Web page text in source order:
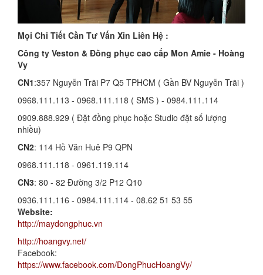
Mọi Chi Tiết Cần Tư Vấn Xin Liên Hệ :
Công ty Veston & Đồng phục cao cấp Mon Amie - Hoàng
Vy
CN1:357 Nguyễn Trãi P7 Q5 TPHCM ( Gần BV Nguyễn Trãi )
0968.111.113 - 0968.111.118 ( SMS ) - 0984.111.114
0909.888.929 ( Đặt đồng phục hoặc Studio đặt số lượng
nhiều)
CN2: 114 Hồ Văn Huê P9 QPN
0968.111.118 - 0961.119.114
CN3: 80 - 82 Đường 3/2 P12 Q10
0936.111.116 - 0984.111.114 - 08.62 51 53 55
Website:
http://maydongphuc.vn
http://hoangvy.net/
Facebook:
https://www.facebook.com/DongPhucHoangVy/